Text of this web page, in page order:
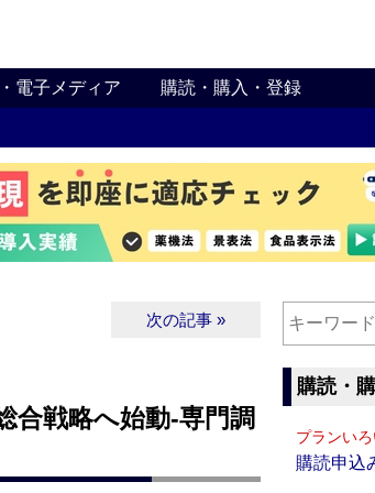
電子メディア 購読・購入・登録
次の記事 »
合戦略へ始動‐専門調
購読・
プランい
購読申込